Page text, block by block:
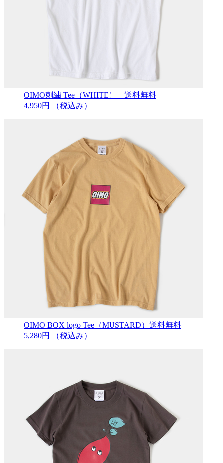
OIMO刺繍 Tee（WHITE） 送料無料
4,950円
（税込み）
OIMO BOX logo Tee（MUSTARD）送料無料
5,280円
（税込み）